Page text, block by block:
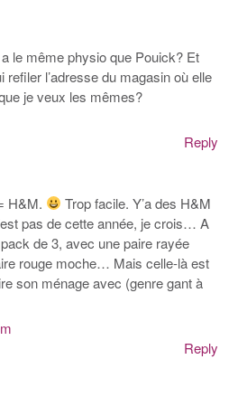
le même physio que Pouick? Et
refiler l’adresse du magasin où elle
je veux les mêmes?
Reply
H&M.
Trop facile. Y’a des H&M
pas de cette année, je crois… A
de 3, avec une paire rayée
rouge moche… Mais celle-là est
son ménage avec (genre gant à
Reply